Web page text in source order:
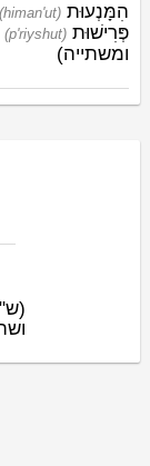
(himan'ut) הִמָּנְעוּת
(p'riyshut) פְּרִישׁוּת
ומשתייה)